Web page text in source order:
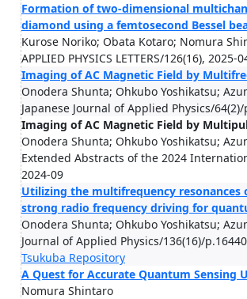
Formation of two-dimensional
diamond using a femtosecond Bessel
Kurose Noriko; Obata Kotaro; Nomura
APPLIED PHYSICS LETTERS/126(16), 2025-
Imaging of AC Magnetic Field by
Onodera Shunta; Ohkubo Yoshikatsu;
Japanese Journal of Applied Physics/64(2)/
Imaging of AC Magnetic Field by
Onodera Shunta; Ohkubo Yoshikatsu;
Extended Abstracts of the 2024
2024-09
Utilizing the multifrequency
strong radio frequency driving for
Onodera Shunta; Ohkubo Yoshikatsu;
Journal of Applied Physics/136(16)/
Tsukuba Repository
A Quest for Accurate Quantum Sensing
Nomura Shintaro